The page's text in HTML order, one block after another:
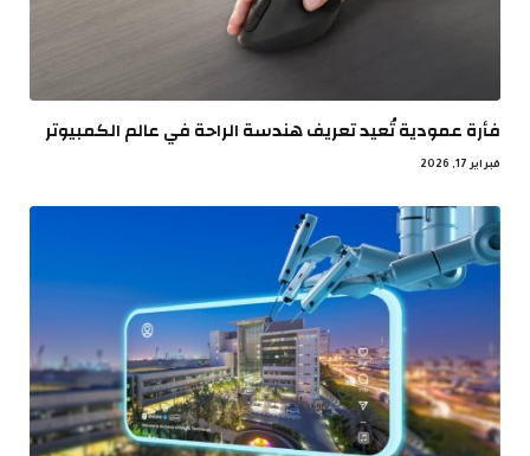
فأرة عمودية تُعيد تعريف هندسة الراحة في عالم الكمبيوتر
فبراير 17, 2026